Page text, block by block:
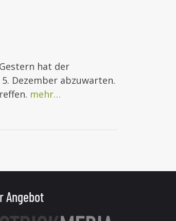
hat der
Dezember abzuwarten.
mehr…
Angebot